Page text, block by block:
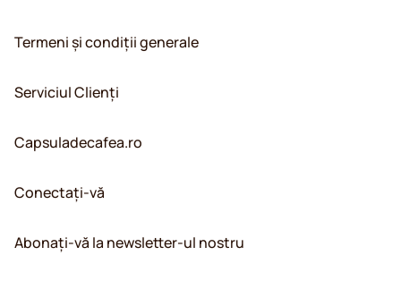
Termeni și condiții generale
Serviciul Clienți
Capsuladecafea.ro
Conectați-vă
Abonați-vă la newsletter-ul nostru